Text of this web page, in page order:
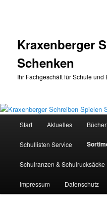
Kraxenberger
Schenken
Ihr Fachgeschäft für Schule und
Start Aktuelles
Schullisten Service
Schulranzen & Schulrucksäcke
Impressum Datenschutz